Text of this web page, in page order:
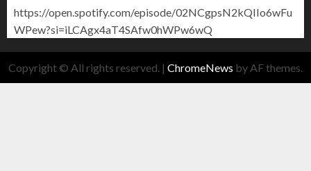
https://open.spotify.com/episode/02NCgpsN2kQIIo6wFu
WPew?si=iLCAgx4aT4SAfw0hWPw6wQ
Copyright © All rights reserved. | ChromeNews by AF themes.